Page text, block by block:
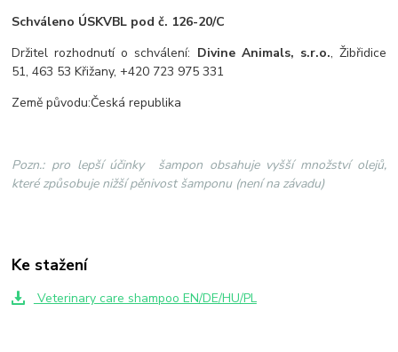
Schváleno ÚSKVBL pod č. 126-20/C
Držitel rozhodnutí o schválení: Divine Animals, s.r.o., Žibřidice
51, 463 53 Křižany, +420 723 975 331
Země původu:Česká republika
Pozn.: pro lepší účinky šampon obsahuje vyšší množství olejů,
které způsobuje nižší pěnivost šamponu (není na závadu)
Ke stažení
Veterinary care shampoo EN/DE/HU/PL